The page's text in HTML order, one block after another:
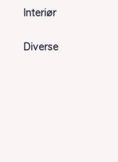
Interiør
Diverse